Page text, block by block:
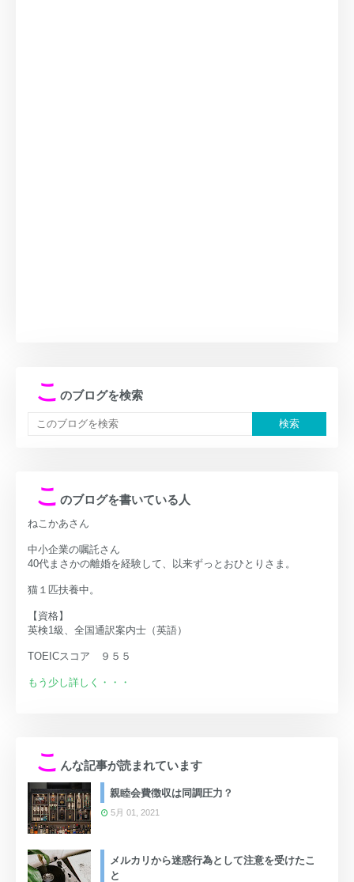
こ のブログを検索
こ のブログを書いている人
ねこかあさん
中小企業の嘱託さん
40代まさかの離婚を経験して、以来ずっとおひとりさま。
猫１匹扶養中。
【資格】
英検1級、全国通訳案内士（英語）
TOEICスコア ９５５
もう少し詳しく・・・
こ んな記事が読まれています
親睦会費徴収は同調圧力？
5月 01, 2021
メルカリから迷惑行為として注意を受けたこ
と